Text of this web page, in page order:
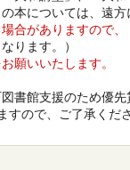
本については、遠方
合がありますので、
ります。）
願いいたします。
書館支援のため優
すので、ご了承くだ